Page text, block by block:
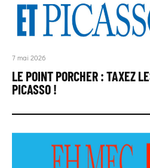
7 mai 2026
LE POINT PORCHER : TAXEZ
PICASSO !